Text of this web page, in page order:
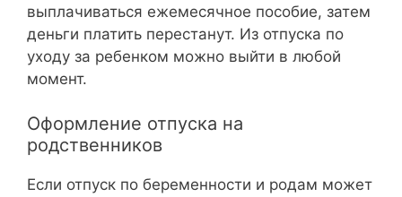
выплачиваться ежемесячное пособие, затем
деньги платить перестанут. Из отпуска по
уходу за ребенком можно выйти в любой
момент.
Оформление отпуска на
родственников
Если отпуск по беременности и родам может